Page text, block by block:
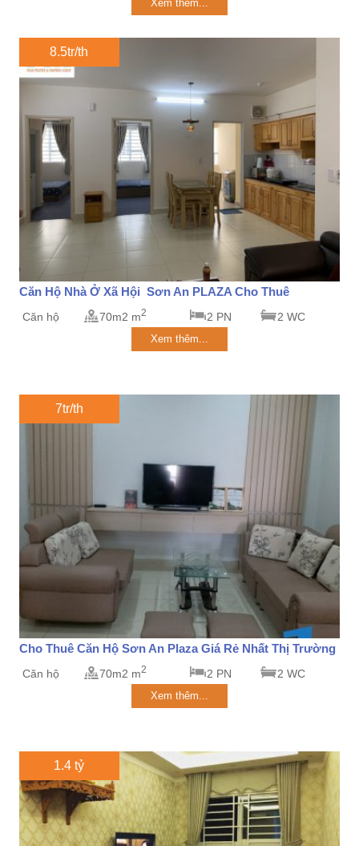
Xem thêm...
8.5tr/th
Căn Hộ Nhà Ở Xã Hội Sơn An PLAZA Cho Thuê
Căn hộ 70m2 m2 2 PN 2 WC
Xem thêm...
7tr/th
Cho Thuê Căn Hộ Sơn An Plaza Giá Rẻ Nhất Thị Trường
Căn hộ 70m2 m2 2 PN 2 WC
Xem thêm...
1.4 tỷ